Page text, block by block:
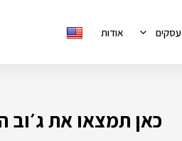
עסקים אודות
כאן תמצאו את ג׳וב